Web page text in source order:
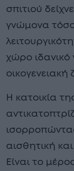
σπιτιού
γνώμονα
χώρο ιδανικό
οικογενειακή
Η κατοικία
αισθητική
Είναι το